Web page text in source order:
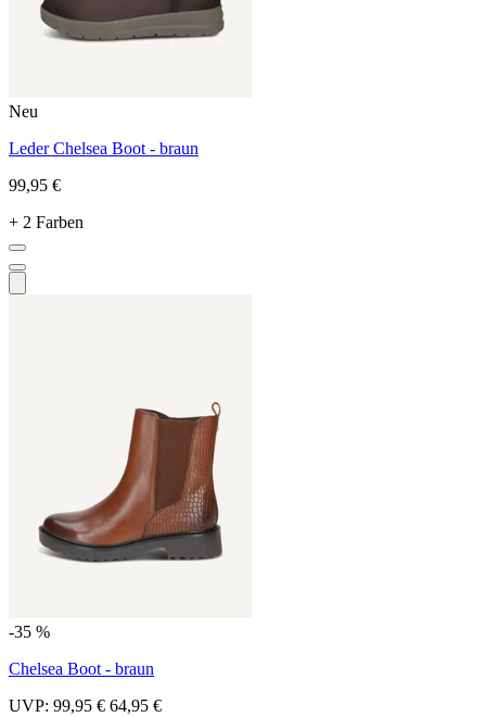
Neu
Leder Chelsea Boot - braun
99,95 €
+ 2 Farben
-35 %
Chelsea Boot - braun
UVP: 99,95 € 64,95 €